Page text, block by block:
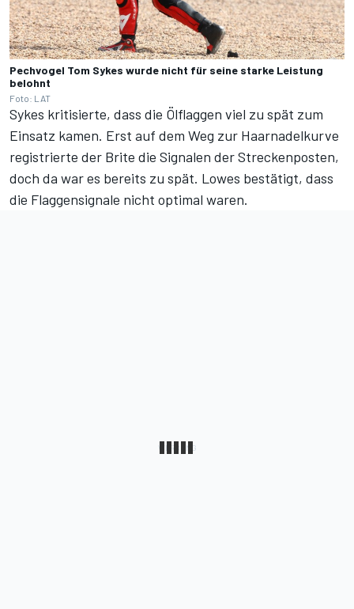
Pechvogel Tom Sykes wurde nicht für seine starke Leistung
belohnt
Foto: LAT
Sykes kritisierte, dass die Ölflaggen viel zu spät zum
Einsatz kamen. Erst auf dem Weg zur Haarnadelkurve
registrierte der Brite die Signalen der Streckenposten,
doch da war es bereits zu spät. Lowes bestätigt, dass
die Flaggensignale nicht optimal waren.